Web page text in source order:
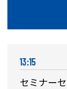
13:15
セミナー